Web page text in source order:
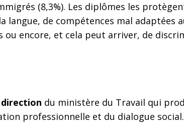
(8,3%). Les diplômes les
langue, de compétences mal adaptées
encore, et cela peut arriver, de
direction du ministère du Travail qui
professionnelle et du dialogue